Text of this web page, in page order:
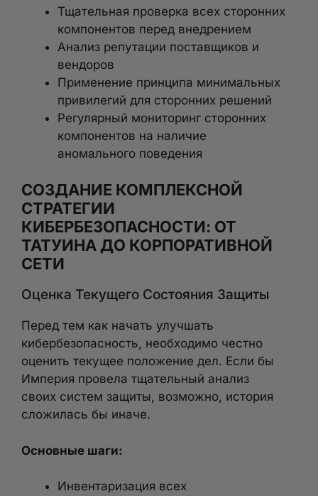
Тщательная проверка всех сторонних
компонентов перед внедрением
Анализ репутации поставщиков и
вендоров
Применение принципа минимальных
привилегий для сторонних решений
Регулярный мониторинг сторонних
компонентов на наличие
аномального поведения
СОЗДАНИЕ КОМПЛЕКСНОЙ
СТРАТЕГИИ
КИБЕРБЕЗОПАСНОСТИ: ОТ
ТАТУИНА ДО КОРПОРАТИВНОЙ
СЕТИ
Оценка Текущего Состояния Защиты
Перед тем как начать улучшать
кибербезопасность, необходимо честно
оценить текущее положение дел. Если бы
Империя провела тщательный анализ
своих систем защиты, возможно, история
сложилась бы иначе.
Основные шаги:
Инвентаризация всех